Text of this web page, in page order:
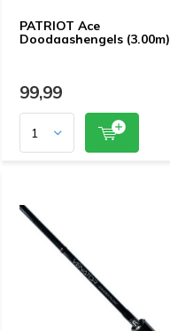
PATRIOT Ace
Doodaashengels (3.00m)
99,99